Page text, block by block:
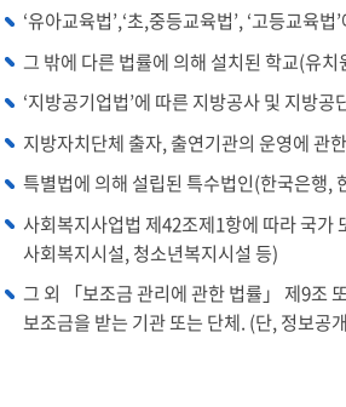
‘유아교육법’,‘초,중등교육법’, ‘고등교육
그 밖에 다른 법률에 의해 설치된 학교(유
‘지방공기업법’에 따른 지방공사 및 지방공
지방자치단체 출자, 출연기관의 운영에 관
특별법에 의해 설립된 특수법인(한국은행,
사회복지사업법 제42조제1항에 따라 국가
사회복지시설, 청소년복지시설 등)
그 외 「보조금 관리에 관한 법률」 제9조
보조금을 받는 기관 또는 단체. (단, 정보공